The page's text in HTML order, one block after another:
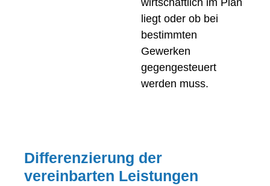
liegt oder ob bei
bestimmten
Gewerken
gegengesteuert
werden muss.
Differenzierung der
vereinbarten Leistungen